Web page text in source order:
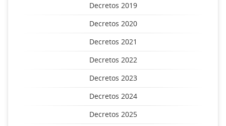
Decretos 2019
Decretos 2020
Decretos 2021
Decretos 2022
Decretos 2023
Decretos 2024
Decretos 2025